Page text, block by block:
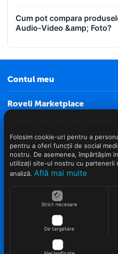
Cum pot compara
Audio-Video &amp; Foto?
Contul meu
Roveli Marketplace
Info clienti
Contact
© 2022 - 2026 Roveli.ro.
Folosim cookie-uri pentru a
pentru a oferi funcții de social
nostru. De asemenea, împărtășim
utilizați site-ul nostru cu partenerii
analiză. Află mai multe
Strict necesare
De targetare